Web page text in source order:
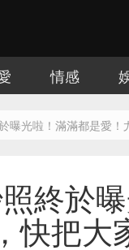
情感
曝光啦！滿滿都是愛！
終於
把大